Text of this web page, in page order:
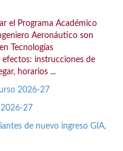
el Programa Académico
Aeronáutico son
Tecnologías
efectos: instrucciones de
horarios ...
2026-27
27
de nuevo ingreso GIA,